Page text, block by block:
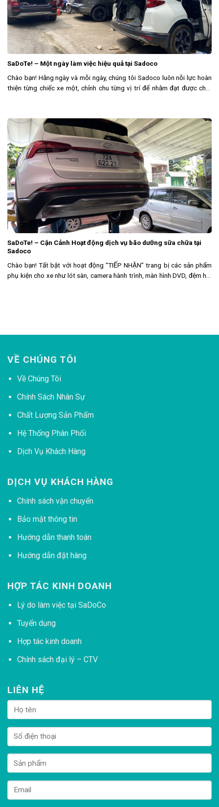
SaDoTe! – Một ngày làm việc hiệu quả tại Sadoco
Chào bạn! Hằng ngày và mỗi ngày, chúng tôi Sadoco luôn nỗi lực hoàn
thiện từng chiếc xe một, chỉnh chu từng vị trí để nhằm đạt được chất
SaDoTe! – Cận Cảnh Hoạt động dịch vụ bão dưỡng sữa chữa tại
Sadoco
Chào bạn! Tất bật với hoạt động “TIẾP NHẬN” trang bị các sản phẩm
phụ kiện cho xe như lót sàn, camera hành trình, màn hình DVD, đệm hơi
VỀ CHÚNG TÔI
Về Chúng Tôi
Chính Sách Nhân Sự
Chất Lượng Sản Phẩm
Hệ Thống Phân Phối
Dịch Vụ Khách Hàng
DỊCH VỤ KHÁCH HÀNG
Chính sách vận chuyển
Bảo mật thông tin
Hướng dẫn thanh toán
Hướng dẫn đặt hàng
HỢP TÁC KINH DOANH
Lý do làm việc tại SaDoCo
Tuyển dụng
Hợp tác kinh doanh
Chính sách đại lý – CTV
LIÊN HỆ